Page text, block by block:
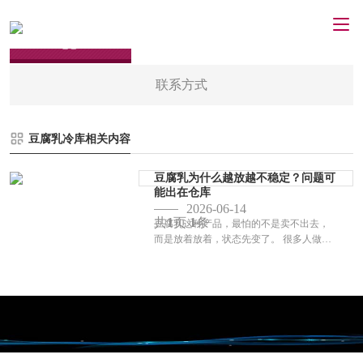
联系方式
豆腐乳冷库相关内容
豆腐乳为什么越放越不稳定？问题可
能出在仓库
2026-06-14
豆腐乳这种产品，最怕的不是卖不出去，
而是放着放着，状态先变了。 很多人做这
共1页1条